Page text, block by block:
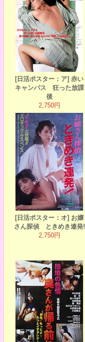
[日活ポスター：ア] 赤い
キャンパス 狂った放課
後
2,750円
[日活ポスター：オ] お嬢
さん探偵 ときめき連発!
2,750円